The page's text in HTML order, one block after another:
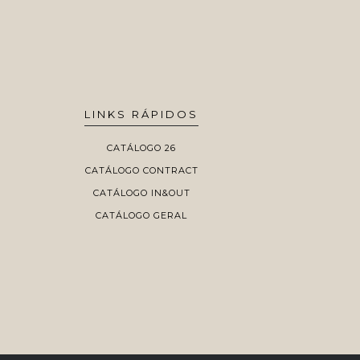
LINKS RÁPIDOS
CATÁLOGO 26
CATÁLOGO CONTRACT
CATÁLOGO IN&OUT
CATÁLOGO GERAL